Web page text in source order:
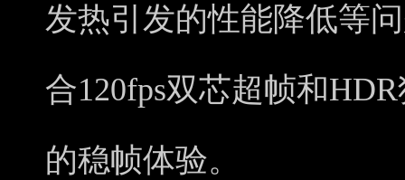
发热引发的性能降低等
合120fps双芯超帧和
的稳帧体验。